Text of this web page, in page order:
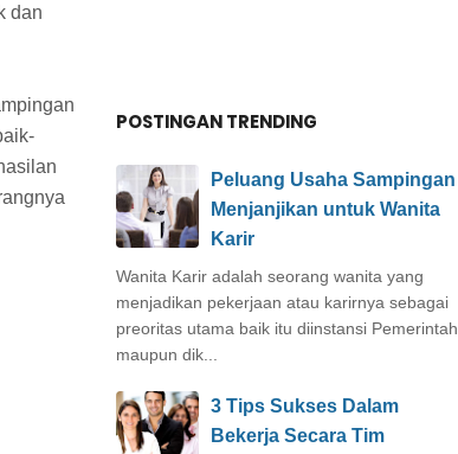
dan
POSTINGAN TRENDING
Peluang Usaha Sampingan
Menjanjikan untuk Wanita
Karir
Wanita Karir adalah seorang wanita yang
menjadikan pekerjaan atau karirnya sebagai
preoritas utama baik itu diinstansi Pemerintah
maupun dik...
3 Tips Sukses Dalam
Bekerja Secara Tim